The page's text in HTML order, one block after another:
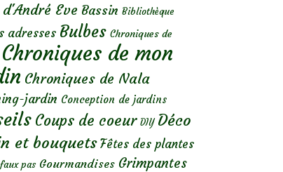
Eve Bassin Bibliothèque
adresses Bulbes Chroniques de
Chroniques de mon
Chroniques de Nala
jardin Conception de jardins
Coups de coeur DIY Déco
et bouquets Fêtes des plantes
pas Gourmandises Grimpantes